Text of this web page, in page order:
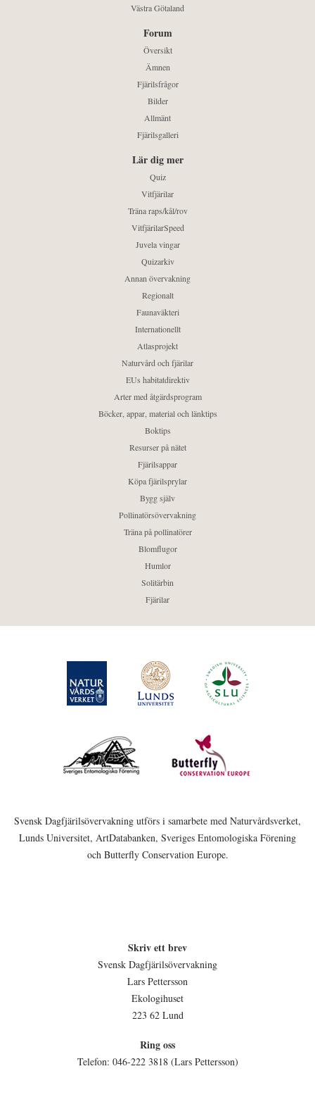
Västra Götaland
Forum
Översikt
Ämnen
Fjärilsfrågor
Bilder
Allmänt
Fjärilsgalleri
Lär dig mer
Quiz
Vitfjärilar
Träna raps/kål/rov
VitfjärilarSpeed
Juvela vingar
Quizarkiv
Annan övervakning
Regionalt
Faunaväkteri
Internationellt
Atlasprojekt
Naturvård och fjärilar
EUs habitatdirektiv
Arter med åtgärdsprogram
Böcker, appar, material och länktips
Boktips
Resurser på nätet
Fjärilsappar
Köpa fjärilsprylar
Bygg själv
Pollinatörsövervakning
Träna på pollinatörer
Blomflugor
Humlor
Solitärbin
Fjärilar
Svensk Dagfjärilsövervakning utförs i samarbete med Naturvårdsverket,
Lunds Universitet, ArtDatabanken, Sveriges Entomologiska Förening
och Butterfly Conservation Europe.
Skriv ett brev
Svensk Dagfjärilsövervakning
Lars Pettersson
Ekologihuset
223 62 Lund
Ring oss
Telefon: 046-222 3818 (Lars Pettersson)